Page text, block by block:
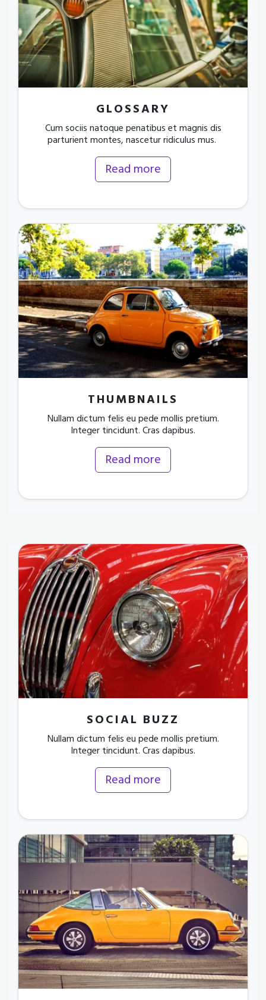
GLOSSARY
Cum sociis natoque penatibus et magnis dis
parturient montes, nascetur ridiculus mus.
Read more
THUMBNAILS
Nullam dictum felis eu pede mollis pretium.
Integer tincidunt. Cras dapibus.
Read more
SOCIAL BUZZ
Nullam dictum felis eu pede mollis pretium.
Integer tincidunt. Cras dapibus.
Read more